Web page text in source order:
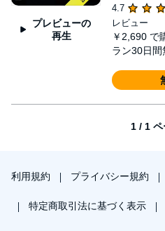
プレビューの
再生
4.7
レビュー
￥2,690 で
ラン30日間
1 / 1 ペ
利用規約 プライバシー規約
特定商取引法に基づく表示